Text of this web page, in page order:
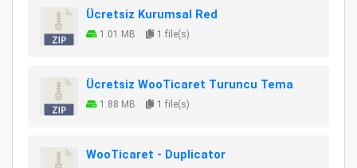
Ücretsiz Kurumsal Red
1.01 MB 1 file(s)
Ücretsiz WooTicaret Turuncu Tema
1.88 MB 1 file(s)
WooTicaret - Duplicator